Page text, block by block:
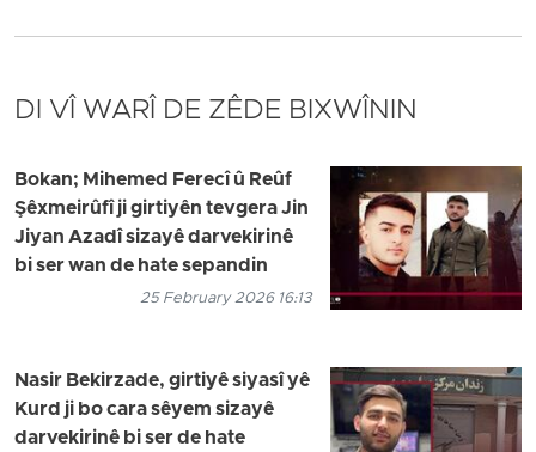
DI VÎ WARÎ DE ZÊDE BIXWÎNIN
Bokan; Mihemed Ferecî û Reûf
Şêxmeirûfî ji girtiyên tevgera Jin
Jiyan Azadî sizayê darvekirinê
bi ser wan de hate sepandin
25 February 2026 16:13
Nasir Bekirzade, girtiyê siyasî yê
Kurd ji bo cara sêyem sizayê
darvekirinê bi ser de hate